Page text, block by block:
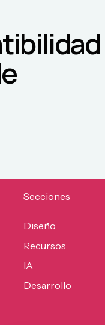
Secciones
Diseño
Recursos
IA
Desarrollo